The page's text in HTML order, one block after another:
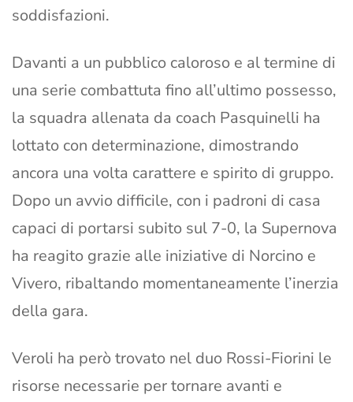
soddisfazioni.
Davanti a un pubblico caloroso e al termine di
una serie combattuta fino all’ultimo possesso,
la squadra allenata da coach Pasquinelli ha
lottato con determinazione, dimostrando
ancora una volta carattere e spirito di gruppo.
Dopo un avvio difficile, con i padroni di casa
capaci di portarsi subito sul 7-0, la Supernova
ha reagito grazie alle iniziative di Norcino e
Vivero, ribaltando momentaneamente l’inerzia
della gara.
Veroli ha però trovato nel duo Rossi-Fiorini le
risorse necessarie per tornare avanti e